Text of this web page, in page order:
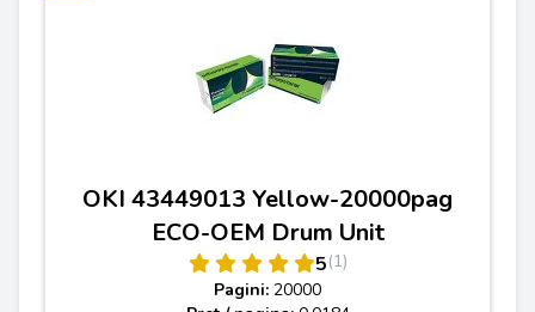
OKI 43449013 Yellow-20000pag
ECO-OEM Drum Unit
5(1)
Pagini: 20000